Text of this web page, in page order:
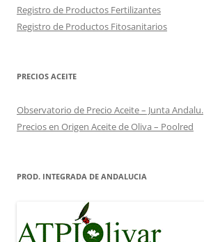
Registro de Productos Fertilizantes
Registro de Productos Fitosanitarios
PRECIOS ACEITE
Observatorio de Precio Aceite – Junta Andalu.
Precios en Origen Aceite de Oliva – Poolred
PROD. INTEGRADA DE ANDALUCIA